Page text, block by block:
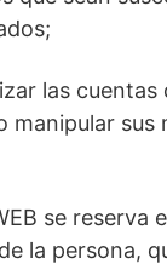
las
manipular sus
se
la persona,